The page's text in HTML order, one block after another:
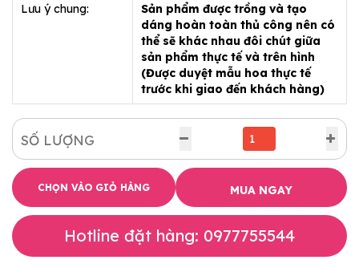
Lưu ý chung:
Sản phẩm được trồng và tạo
dáng hoàn toàn thủ công nên có
thể sẽ khác nhau đôi chút giữa
sản phẩm thực tế và trên hình
(Được duyệt mẫu hoa thực tế
trước khi giao đến khách hàng)
SỐ LƯỢNG
CHỌN VÀO GIỎ HÀNG MUA NGAY
Hotline đặt hàng: 0977755544